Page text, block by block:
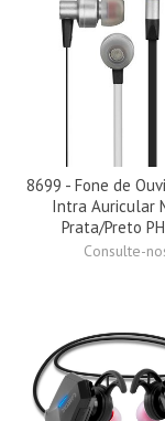
8699 - Fone de
Intra Auricular
Prata/Preto
Consulte-